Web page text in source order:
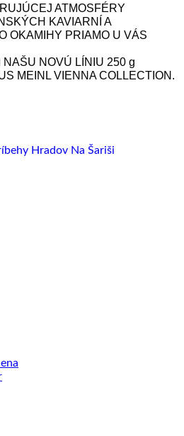
ATMOSFÉRY
KAVIARNÍ A
OKAMIHY PRIAMO U VÁS
NOVÚ LÍNIU 250 g
MEINL VIENNA COLLECTION.